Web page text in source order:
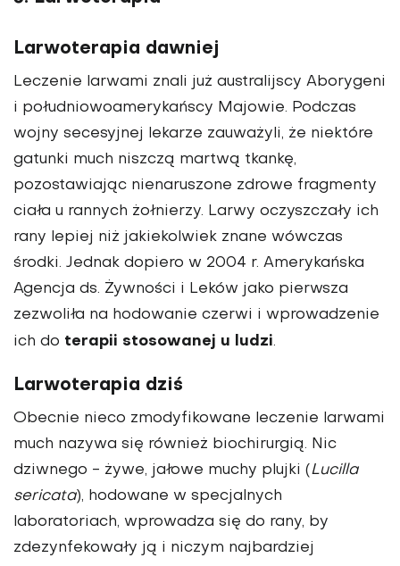
Larwoterapia dawniej
Leczenie larwami znali już australijscy Aborygeni
i południowoamerykańscy Majowie. Podczas
wojny secesyjnej lekarze zauważyli, że niektóre
gatunki much niszczą martwą tkankę,
pozostawiając nienaruszone zdrowe fragmenty
ciała u rannych żołnierzy. Larwy oczyszczały ich
rany lepiej niż jakiekolwiek znane wówczas
środki. Jednak dopiero w 2004 r. Amerykańska
Agencja ds. Żywności i Leków jako pierwsza
zezwoliła na hodowanie czerwi i wprowadzenie
ich do terapii stosowanej u ludzi.
Larwoterapia dziś
Obecnie nieco zmodyfikowane leczenie larwami
much nazywa się również biochirurgią. Nic
dziwnego - żywe, jałowe muchy plujki (Lucilla
sericata), hodowane w specjalnych
laboratoriach, wprowadza się do rany, by
zdezynfekowały ją i niczym najbardziej